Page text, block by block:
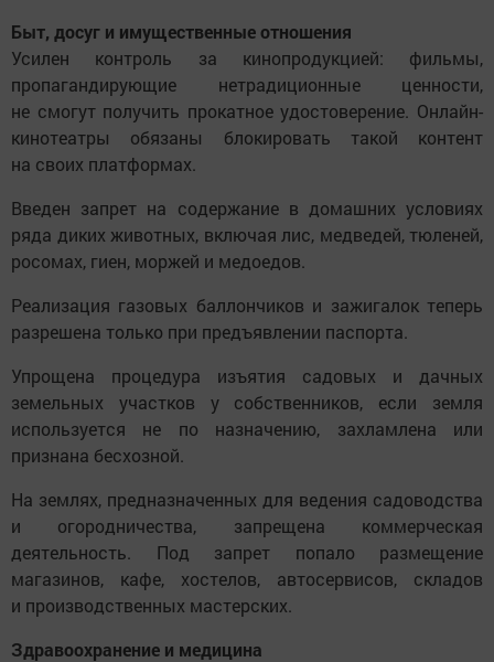
Быт, досуг и имущественные отношения
Усилен контроль за кинопродукцией: фильмы,
пропагандирующие нетрадиционные ценности,
не смогут получить прокатное удостоверение. Онлайн-
кинотеатры обязаны блокировать такой контент
на своих платформах.
Введен запрет на содержание в домашних условиях
ряда диких животных, включая лис, медведей, тюленей,
росомах, гиен, моржей и медоедов.
Реализация газовых баллончиков и зажигалок теперь
разрешена только при предъявлении паспорта.
Упрощена процедура изъятия садовых и дачных
земельных участков у собственников, если земля
используется не по назначению, захламлена или
признана бесхозной.
На землях, предназначенных для ведения садоводства
и огородничества, запрещена коммерческая
деятельность. Под запрет попало размещение
магазинов, кафе, хостелов, автосервисов, складов
и производственных мастерских.
Здравоохранение и медицина